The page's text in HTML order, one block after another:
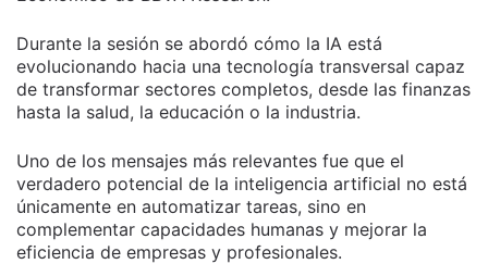
Durante la sesión se abordó cómo la IA está
evolucionando hacia una tecnología transversal capaz
de transformar sectores completos, desde las finanzas
hasta la salud, la educación o la industria.
Uno de los mensajes más relevantes fue que el
verdadero potencial de la inteligencia artificial no está
únicamente en automatizar tareas, sino en
complementar capacidades humanas y mejorar la
eficiencia de empresas y profesionales.